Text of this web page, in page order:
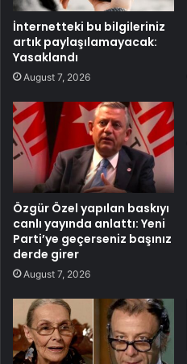
İnternetteki bu bilgileriniz
artık paylaşılamayacak:
Yasaklandı
August 7, 2026
Özgür Özel yapılan baskıyı
canlı yayında anlattı: Yeni
Parti’ye geçerseniz başınız
derde girer
August 7, 2026